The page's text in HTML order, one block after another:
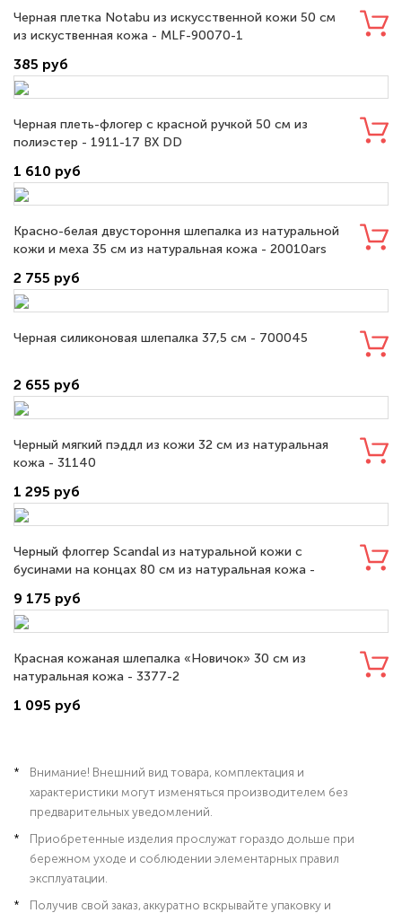
Черная плетка Notabu из искусственной кожи 50 см
из искуственная кожа - MLF-90070-1
385 руб
Черная плеть-флогер с красной ручкой 50 см из
полиэстер - 1911-17 BX DD
1 610 руб
Красно-белая двустороння шлепалка из натуральной
кожи и меха 35 см из натуральная кожа - 20010ars
2 755 руб
Черная силиконовая шлепалка 37,5 см - 700045
2 655 руб
Черный мягкий пэддл из кожи 32 см из натуральная
кожа - 31140
1 295 руб
Черный флоггер Scandal из натуральной кожи с
бусинами на концах 80 см из натуральная кожа -
9 175 руб
Красная кожаная шлепалка «Новичок» 30 см из
натуральная кожа - 3377-2
1 095 руб
Внимание! Внешний вид товара, комплектация и
характеристики могут изменяться производителем без
предварительных уведомлений.
Приобретенные изделия прослужат гораздо дольше при
бережном уходе и соблюдении элементарных правил
эксплуатации.
Получив свой заказ, аккуратно вскрывайте упаковку и